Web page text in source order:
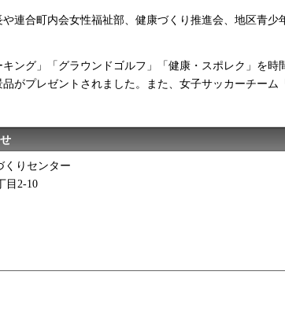
連合町内会女性福祉部、健康づくり推進会、地区青
ング」「グラウンドゴルフ」「健康・スポレク」を
がプレゼントされました。
また、女子サッカーチーム
くりセンター
目2-10